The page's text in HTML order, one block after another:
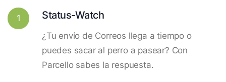
1 Status-Watch
¿Tu envío de Correos llega a tiempo o
puedes sacar al perro a pasear? Con
Parcello sabes la respuesta.